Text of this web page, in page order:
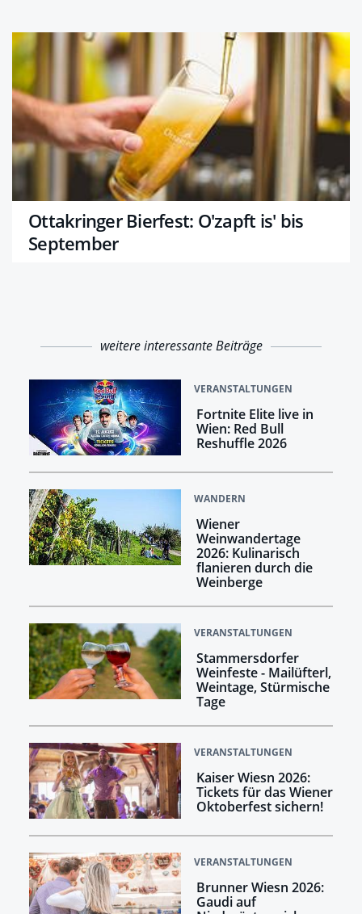
Ottakringer Bierfest: O'zapft is' bis
September
weitere interessante Beiträge
VERANSTALTUNGEN
Fortnite Elite live in
Wien: Red Bull
Reshuffle 2026
WANDERN
Wiener
Weinwandertage
2026: Kulinarisch
flanieren durch die
Weinberge
VERANSTALTUNGEN
Stammersdorfer
Weinfeste - Mailüfterl,
Weintage, Stürmische
Tage
VERANSTALTUNGEN
Kaiser Wiesn 2026:
Tickets für das Wiener
Oktoberfest sichern!
VERANSTALTUNGEN
Brunner Wiesn 2026:
Gaudi auf